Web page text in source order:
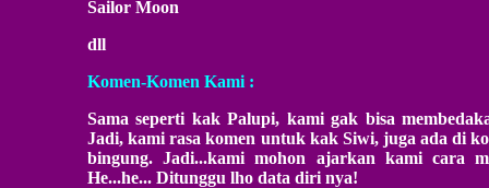
Sailor Moon
dll
Komen-Komen Kami :
Sama seperti kak Palupi, kami gak bisa
Jadi, kami rasa komen untuk kak Siwi, juga ada di
bingung. Jadi...kami mohon ajarkan kami cara
He...he... Ditunggu lho data diri nya!